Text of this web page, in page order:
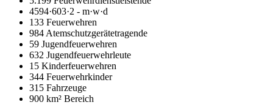
4594·603·2 - m·w·d
133 Feuerwehren
984 Atemschutzgerätetragende
59 Jugendfeuerwehren
632 Jugendfeuerwehrleute
15 Kinderfeuerwehren
344 Feuerwehrkinder
315 Fahrzeuge
900 km² Bereich